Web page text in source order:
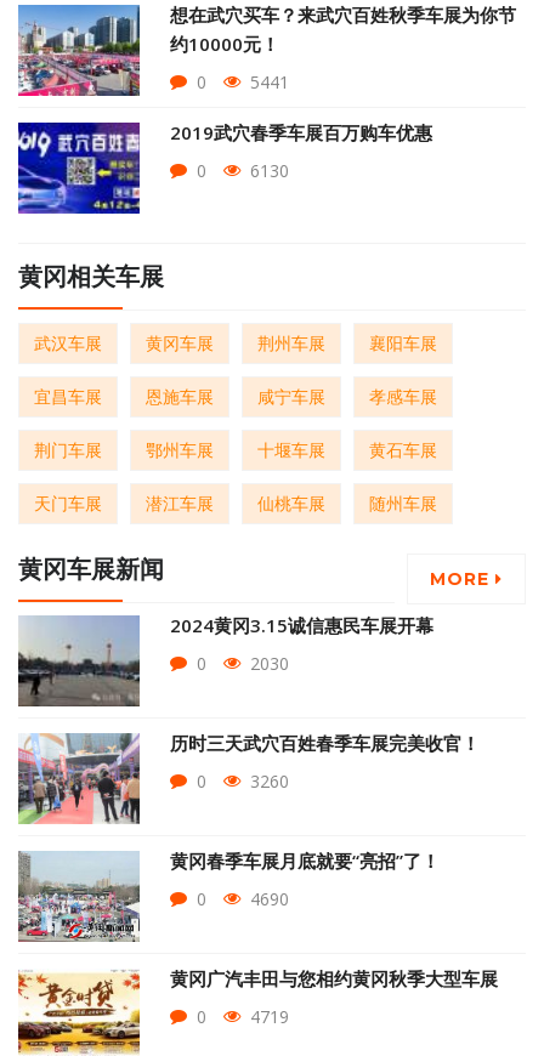
想在武穴买车？来武穴百姓秋季车展为你节
约10000元！
0 5441
2019武穴春季车展百万购车优惠
0 6130
黄冈相关车展
武汉车展 黄冈车展 荆州车展 襄阳车展
宜昌车展 恩施车展 咸宁车展 孝感车展
荆门车展 鄂州车展 十堰车展 黄石车展
天门车展 潜江车展 仙桃车展 随州车展
黄冈车展新闻 MORE
2024黄冈3.15诚信惠民车展开幕
0 2030
历时三天武穴百姓春季车展完美收官！
0 3260
黄冈春季车展月底就要“亮招”了！
0 4690
黄冈广汽丰田与您相约黄冈秋季大型车展
0 4719